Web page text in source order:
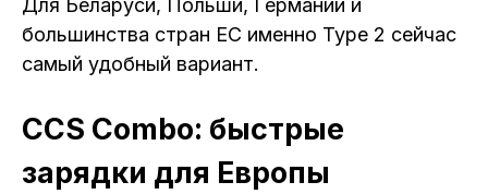
Для Беларуси, Польши, Германии и
большинства стран ЕС именно Type 2 сейчас
самый удобный вариант.
CCS Combo: быстрые
зарядки для Европы